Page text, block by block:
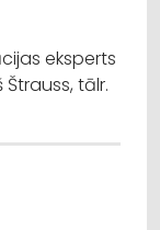
eksperts
tālr.